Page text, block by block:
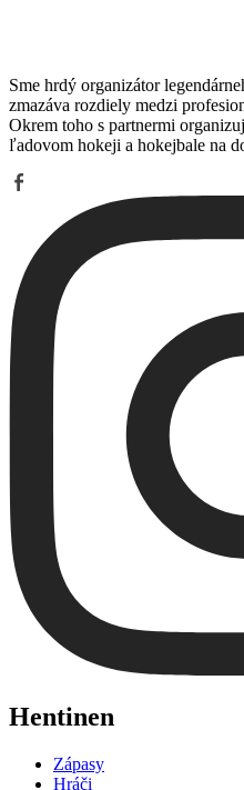
Sme hrdý organizátor
zmazáva rozdiely medzi
Okrem toho s partnermi
ľadovom hokeji a hokejbale na
Hentinen
Zápasy
Hráči